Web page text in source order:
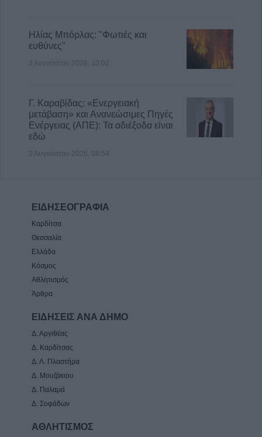
Ηλίας Μπόρλας: "Φωτιές και
ευθύνες"
3 Αυγούστου 2026, 10:02
Γ. Καραβίδας: «Ενεργειακή
μετάβαση» και Ανανεώσιμες Πηγές
Ενέργειας (ΑΠΕ): Τα αδιέξοδα είναι
εδώ
2 Αυγούστου 2026, 08:54
ΕΙΔΗΣΕΟΓΡΑΦΙΑ
Καρδίτσα
Θεσσαλία
Ελλάδα
Κόσμος
Αθλητισμός
Άρθρα
ΕΙΔΗΣΕΙΣ ΑΝΑ ΔΗΜΟ
Δ. Αργιθέας
Δ. Καρδίτσας
Δ. Λ. Πλαστήρα
Δ. Μουζάκιου
Δ. Παλαμά
Δ. Σοφάδων
ΑΘΛΗΤΙΣΜΟΣ